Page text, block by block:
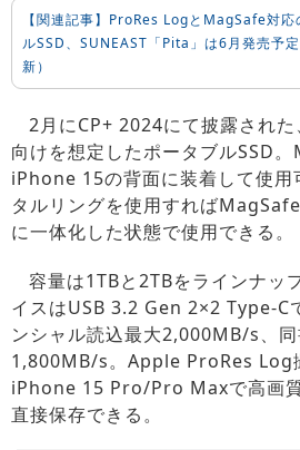
【関連記事】ProRes LogとMagSafe対
ルSSD、SUNEAST「Pita」は6月発売予
新）
2月にCP+ 2024にて披露され
向けを想定したポータブルSSD
iPhone 15の背面に装着して使用
タルリングを使用すれば
に一体化した状態で使用できる。
容量は1TBと2TBをラインナッ
イスはUSB 3.2 Gen 2×2 Type-C
ンシャル読込最大2,000MB/s、
1,800MB/s。Apple ProRes Log
iPhone 15 Pro/Pro Maxで高画
直接保存できる。